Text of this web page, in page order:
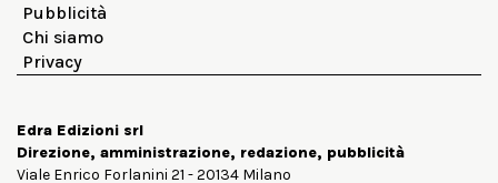
Pubblicità
Chi siamo
Privacy
Edra Edizioni srl
Direzione, amministrazione, redazione, pubblicità
Viale Enrico Forlanini 21 - 20134 Milano